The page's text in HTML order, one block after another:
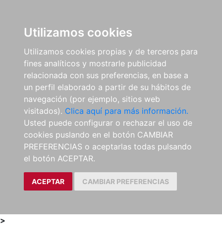
Utilizamos cookies
Utilizamos cookies propias y de terceros para
fines analíticos y mostrarle publicidad
relacionada con sus preferencias, en base a
un perfil elaborado a partir de su hábitos de
navegación (por ejemplo, sitios web
visitados). Clica aquí para más información.
Usted puede configurar o rechazar el uso de
cookies puslando en el botón CAMBIAR
PREFERENCIAS o aceptarlas todas pulsando
el botón ACEPTAR.
ACEPTAR CAMBIAR PREFERENCIAS
>